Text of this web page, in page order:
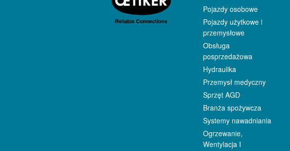
Pojazdy osobowe
Pojazdy użytkowe i
przemysłowe
Obsługa
posprzedażowa
Hydraulika
Przemysł medyczny
Sprzęt AGD
Branża spożywcza
Systemy nawadniania
Ogrzewanie,
Wentylacja I